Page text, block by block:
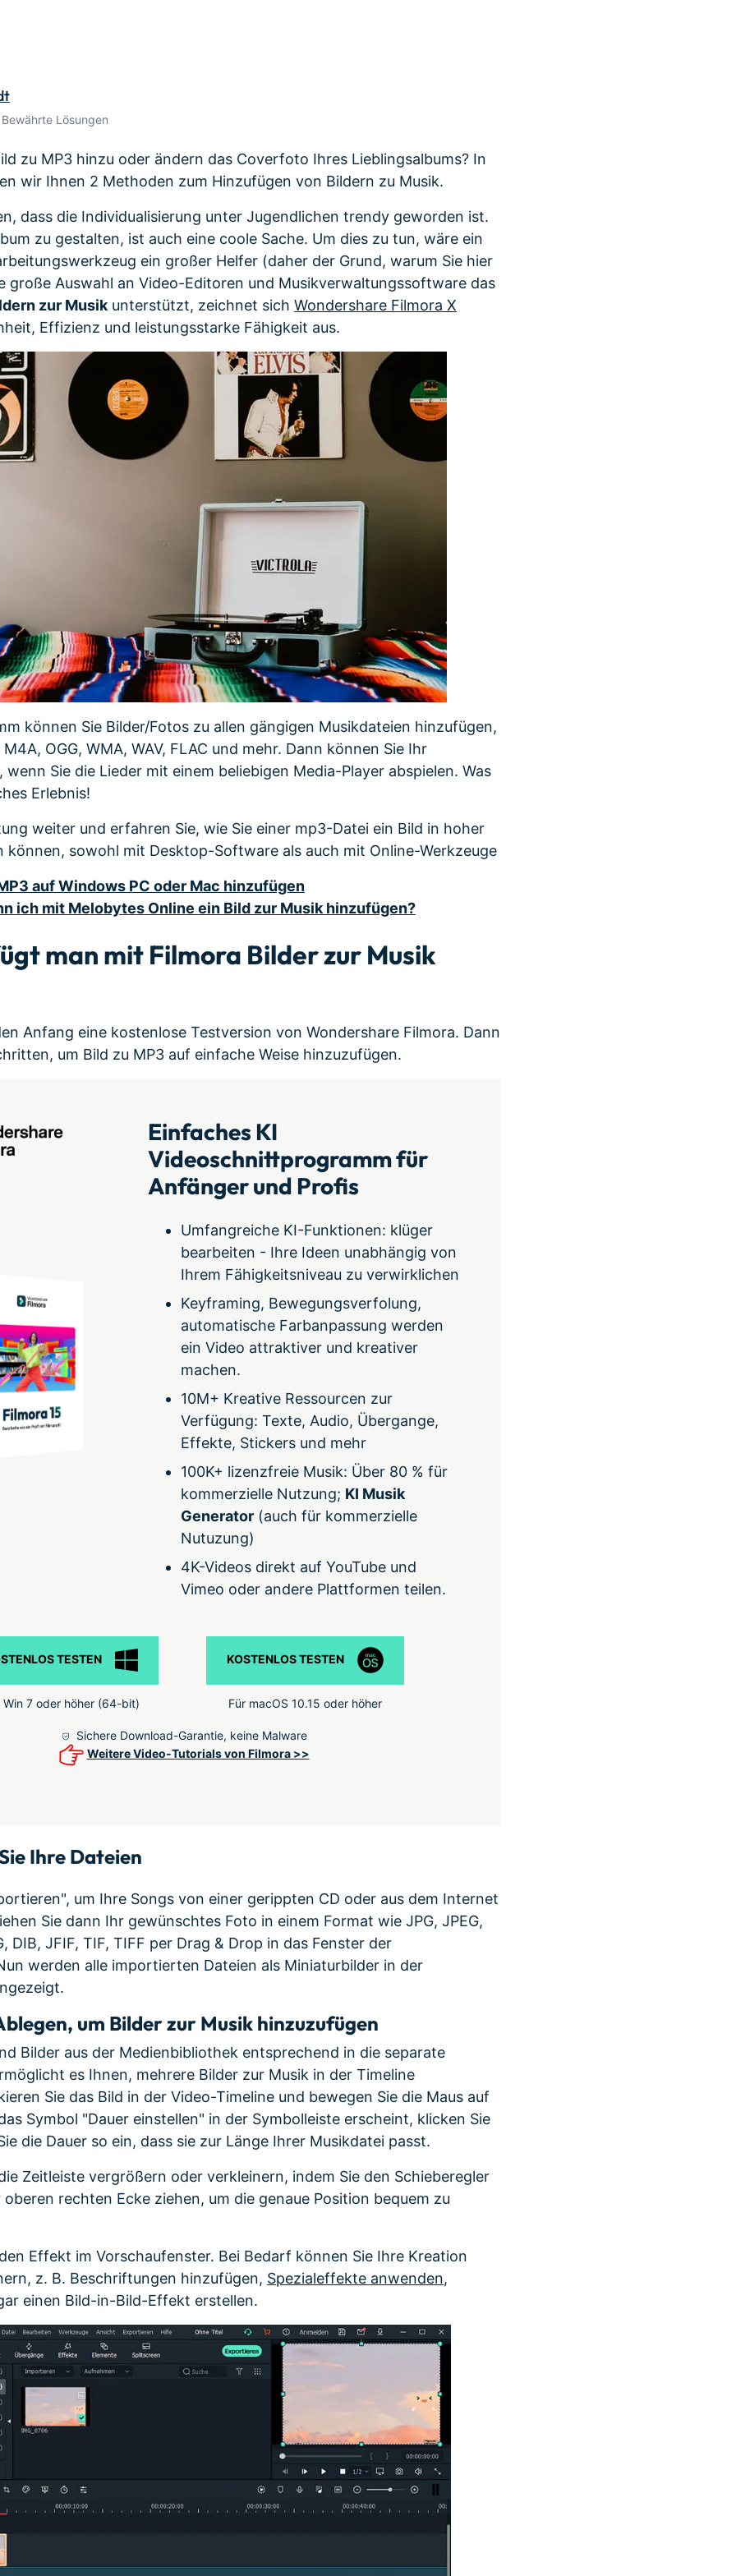
Lösungen
zu MP3 hinzu oder ändern das Coverfoto Ihres Lieblingsalbums? In
wir Ihnen 2 Methoden zum Hinzufügen von Bildern zu Musik.
dass die Individualisierung unter Jugendlichen trendy geworden ist.
zu gestalten, ist auch eine coole Sache. Um dies zu tun, wäre ein
ein großer Helfer (daher der Grund, warum Sie hier
große Auswahl an Video-Editoren und Musikverwaltungssoftware das
zur Musik unterstützt, zeichnet sich Wondershare Filmora X
Effizienz und leistungsstarke Fähigkeit aus.
können Sie Bilder/Fotos zu allen gängigen Musikdateien hinzufügen,
OGG, WMA, WAV, FLAC und mehr. Dann können Sie Ihr
wenn Sie die Lieder mit einem beliebigen Media-Player abspielen. Was
Erlebnis!
weiter und erfahren Sie, wie Sie einer mp3-Datei ein Bild in hoher
können, sowohl mit Desktop-Software als auch mit Online-Werkzeuge
auf Windows PC oder Mac hinzufügen
ich mit Melobytes Online ein Bild zur Musik hinzufügen?
man mit Filmora Bilder zur Musik
Anfang eine kostenlose Testversion von Wondershare Filmora. Dann
um Bild zu MP3 auf einfache Weise hinzuzufügen.
Einfaches KI
Videoschnittprogramm für
Anfänger und Profis
Umfangreiche KI-Funktionen: klüger
bearbeiten - Ihre Ideen unabhängig von
Ihrem Fähigkeitsniveau zu verwirklichen
Keyframing, Bewegungsverfolung,
automatische Farbanpassung werden
ein Video attraktiver und kreativer
machen.
10M+ Kreative Ressourcen zur
Verfügung: Texte, Audio, Übergange,
Effekte, Stickers und mehr
100K+ lizenzfreie Musik: Über 80 % für
kommerzielle Nutzung; KI Musik
Generator (auch für kommerzielle
Nutuzung)
4K-Videos direkt auf YouTube und
Vimeo oder andere Plattformen teilen.
TESTEN
Win 7 oder höher (64-bit)
KOSTENLOS TESTEN
Für macOS 10.15 oder höher
Sichere Download-Garantie, keine Malware
Weitere Video-Tutorials von Filmora >>
Ihre Dateien
um Ihre Songs von einer gerippten CD oder aus dem Internet
Sie dann Ihr gewünschtes Foto in einem Format wie JPG, JPEG,
DIB, JFIF, TIF, TIFF per Drag & Drop in das Fenster der
werden alle importierten Dateien als Miniaturbilder in der
um Bilder zur Musik hinzuzufügen
Bilder aus der Medienbibliothek entsprechend in die separate
es Ihnen, mehrere Bilder zur Musik in der Timeline
Sie das Bild in der Video-Timeline und bewegen Sie die Maus auf
Symbol "Dauer einstellen" in der Symbolleiste erscheint, klicken Sie
die Dauer so ein, dass sie zur Länge Ihrer Musikdatei passt.
Zeitleiste vergrößern oder verkleinern, indem Sie den Schieberegler
rechten Ecke ziehen, um die genaue Position bequem zu
Effekt im Vorschaufenster. Bei Bedarf können Sie Ihre Kreation
z. B. Beschriftungen hinzufügen, Spezialeffekte anwenden,
einen Bild-in-Bild-Effekt erstellen.